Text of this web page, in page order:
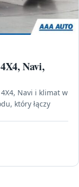
Navi,
Navi i klimat w
który łączy